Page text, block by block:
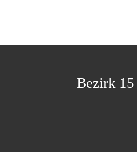
Bezirk